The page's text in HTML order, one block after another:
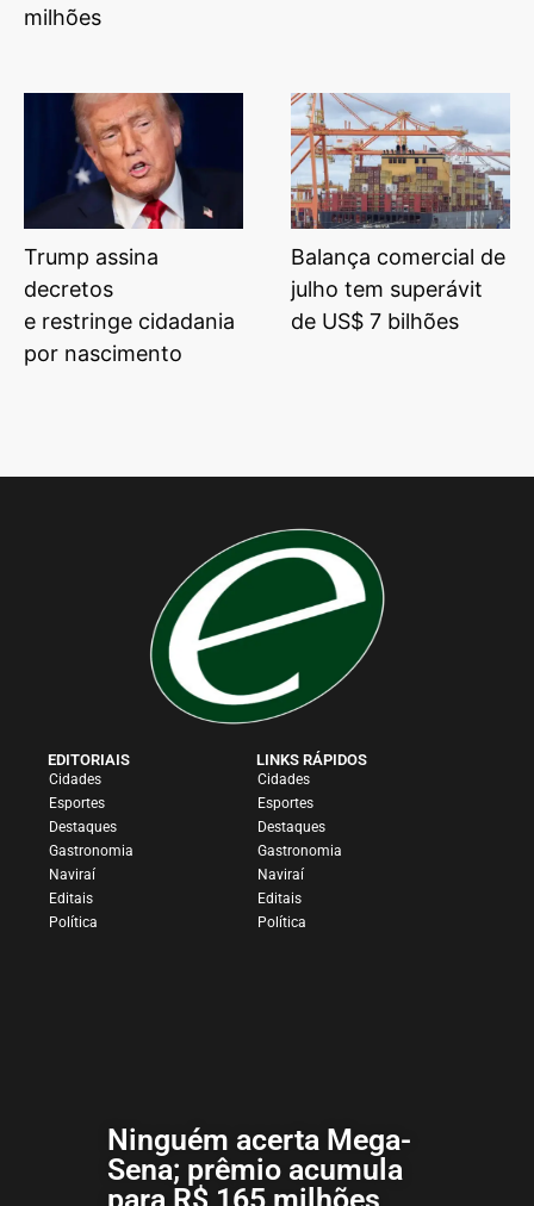
milhões
Trump assina
decretos
e restringe cidadania
por nascimento
Balança comercial de
julho tem superávit
de US$ 7 bilhões
EDITORIAIS
Cidades
Esportes
Destaques
Gastronomia
Naviraí
Editais
Política
LINKS RÁPIDOS
Cidades
Esportes
Destaques
Gastronomia
Naviraí
Editais
Política
Ninguém acerta Mega-
Sena; prêmio acumula